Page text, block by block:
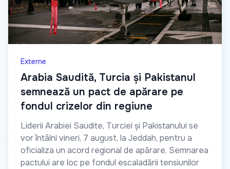
Externe
Arabia Saudită, Turcia și Pakistanul
semnează un pact de apărare pe
fondul crizelor din regiune
Liderii Arabiei Saudite, Turciei și Pakistanului se
vor întâlni vineri, 7 august, la Jeddah, pentru a
oficializa un acord regional de apărare. Semnarea
pactului are loc pe fondul escaladării tensiunilor